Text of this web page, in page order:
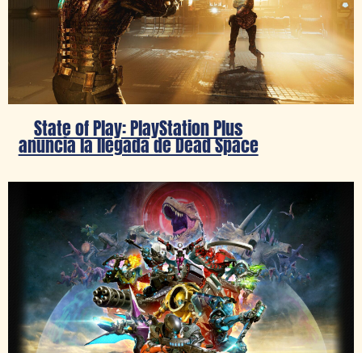
State of Play: PlayStation Plus
anuncia la llegada de Dead Space